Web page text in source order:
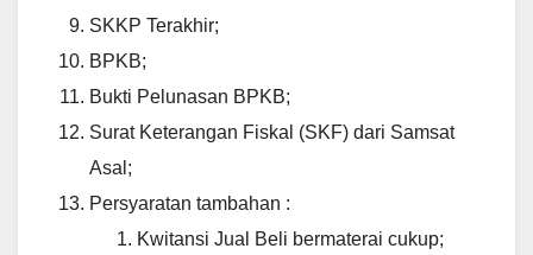
SKKP Terakhir;
BPKB;
Bukti Pelunasan BPKB;
Surat Keterangan Fiskal (SKF) dari Samsat
Asal;
Persyaratan tambahan :
Kwitansi Jual Beli bermaterai cukup;